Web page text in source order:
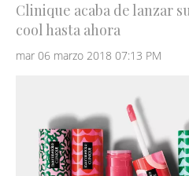
Clinique acaba de lanzar
cool hasta ahora
mar 06 marzo 2018 07:13 PM